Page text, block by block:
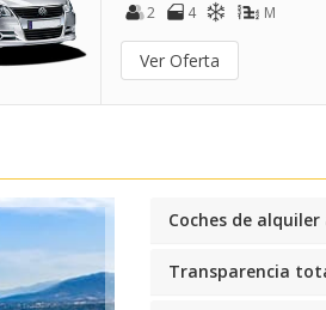
2
4 M
Ver Oferta
Coches de
Transparencia